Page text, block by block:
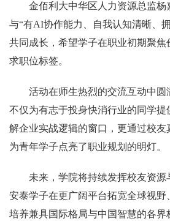
金佰利大中华区人力资源总监杨
与“有AI协作能力、自我认知清晰、
共同成长，希望学子在职业初期聚焦
求职位标签。
活动在师生热烈的交流互动中圆
不仅为有志于投身快消行业的同学提
解企业实战逻辑的窗口，更通过校友
为青年学子点亮了职业规划的明灯。
未来，学院将持续发挥校友资源
安泰学子在更广阔平台拓宽全球视野
培养兼具国际格局与中国智慧的各